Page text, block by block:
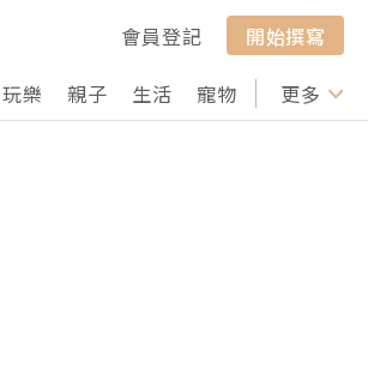
會員登記
開始撰寫
玩樂 親子 生活 寵物 行山 打卡
更多